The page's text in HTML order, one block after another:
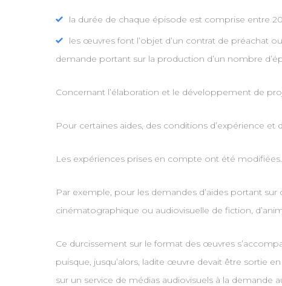
la durée de chaque épisode est comprise entre
les œuvres font l’objet d’un contrat de préachat
demande portant sur la production d’un nombre
Concernant l’élaboration et le développement de
Pour certaines aides, des conditions d’expérience
Les expériences prises en compte ont été modifiées.
Par exemple, pour les demandes d’aides portant
cinématographique ou audiovisuelle de fiction,
Ce durcissement sur le format des œuvres
puisque, jusqu’alors, ladite œuvre devait être sortie
sur un service de médias audiovisuels à la demande